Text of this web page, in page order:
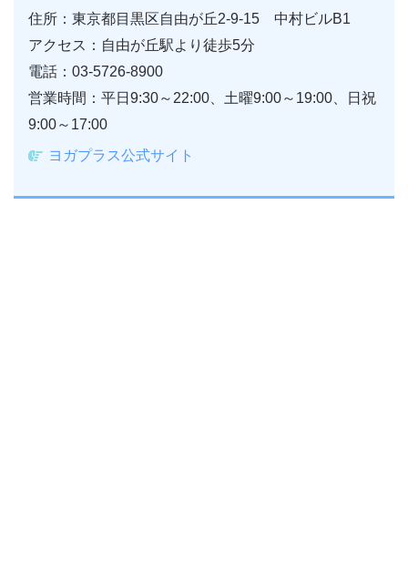
住所：東京都目黒区自由が丘2-9-15 中村ビルB1
アクセス：自由が丘駅より徒歩5分
電話：03-5726-8900
営業時間：平日9:30～22:00、土曜9:00～19:00、日祝
9:00～17:00
ヨガプラス公式サイト